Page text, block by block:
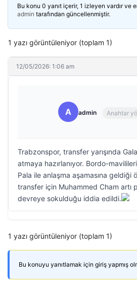
Bu konu 0 yanıt içerir, 1 izleyen vardır ve
admin tarafından güncellenmiştir.
1 yazı görüntüleniyor (toplam 1)
12/05/2026: 1:06 am
A admin Anahtar
Trabzonspor, transfer yarışında
atmaya hazırlanıyor. Bordo-
Pala ile anlaşma aşamasına geldiği
transfer için Muhammed Cham artı
devreye sokulduğu iddia edildi.
1 yazı görüntüleniyor (toplam 1)
Bu konuyu yanıtlamak için giriş yapmış